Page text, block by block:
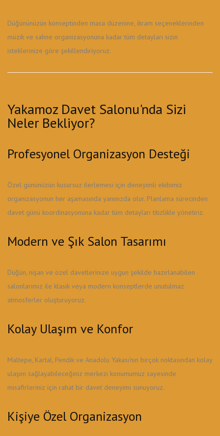
Düğününüzün konseptinden masa düzenine, ikram seçeneklerinden
müzik ve sahne organizasyonuna kadar tüm detayları sizin
isteklerinize göre şekillendiriyoruz.
Yakamoz Davet Salonu'nda Sizi
Neler Bekliyor?
Profesyonel Organizasyon Desteği
Özel gününüzün kusursuz ilerlemesi için deneyimli ekibimiz
organizasyonun her aşamasında yanınızda olur. Planlama sürecinden
davet günü koordinasyonuna kadar tüm detayları titizlikle yönetiriz.
Modern ve Şık Salon Tasarımı
Düğün, nişan ve özel davetlerinize uygun şekilde hazırlanabilen
salonlarımız ile klasik veya modern konseptlerde unutulmaz
atmosferler oluşturuyoruz.
Kolay Ulaşım ve Konfor
Maltepe, Kartal, Pendik ve Anadolu Yakası'nın birçok noktasından kolay
ulaşım sağlayabileceğiniz merkezi konumumuz sayesinde
misafirleriniz için rahat bir davet deneyimi sunuyoruz.
Kişiye Özel Organizasyon